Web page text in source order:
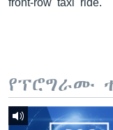
የፕሮግራሙ